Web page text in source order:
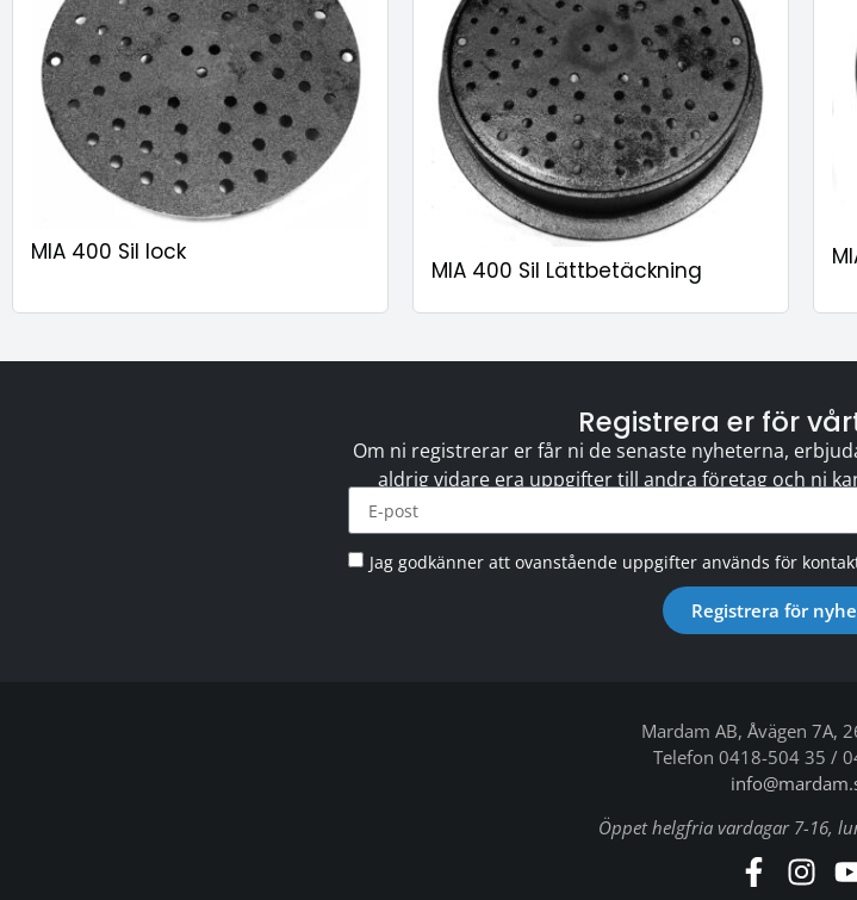
MIA 400 Sil lock
MIA 400 Sil Lättbetäckning
Registrera er för
Om ni registrerar er får ni de senaste nyheterna,
aldrig vidare era uppgifter till andra företag och ni
Jag godkänner att ovanstående uppgifter används för
Registrera för
Mardam AB, Åvägen 7A,
Telefon 0418-504 35 /
Öppet helgfria vardagar 7-16,